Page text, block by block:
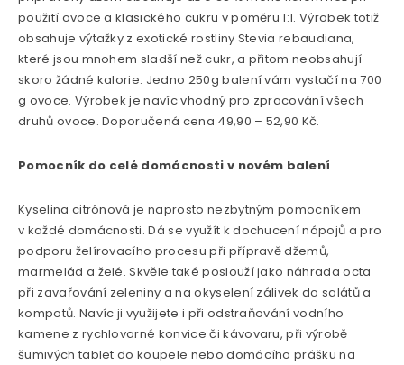
použití ovoce a klasického cukru v poměru 1:1. Výrobek totiž
obsahuje výtažky z exotické rostliny Stevia rebaudiana,
které jsou mnohem sladší než cukr, a přitom neobsahují
skoro žádné kalorie. Jedno 250g balení vám vystačí na 700
g ovoce. Výrobek je navíc vhodný pro zpracování všech
druhů ovoce. Doporučená cena 49,90 – 52,90 Kč.
Pomocník do celé domácnosti v novém balení
Kyselina citrónová je naprosto nezbytným pomocníkem
v každé domácnosti. Dá se využít k dochucení nápojů a pro
podporu želírovacího procesu při přípravě džemů,
marmelád a želé. Skvěle také poslouží jako náhrada octa
při zavařování zeleniny a na okyselení zálivek do salátů a
kompotů. Navíc ji využijete i při odstraňování vodního
kamene z rychlovarné konvice či kávovaru, při výrobě
šumivých tablet do koupele nebo domácího prášku na